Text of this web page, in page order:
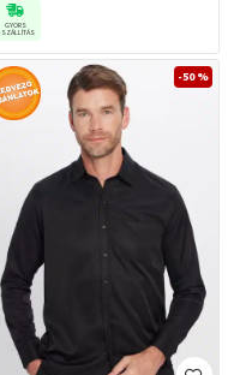
GYORS
SZÁLLÍTÁS
-50 %